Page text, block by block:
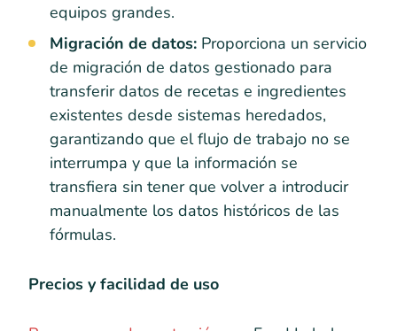
equipos grandes.
Migración de datos: Proporciona un servicio
de migración de datos gestionado para
transferir datos de recetas e ingredientes
existentes desde sistemas heredados,
garantizando que el flujo de trabajo no se
interrumpa y que la información se
transfiera sin tener que volver a introducir
manualmente los datos históricos de las
fórmulas.
Precios y facilidad de uso